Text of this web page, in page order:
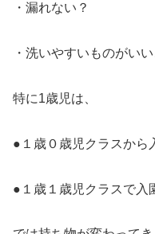
・漏れない？
・洗いやすいものがい
特に1歳児は、
●１歳０歳児クラスから
●１歳１歳児クラスで入